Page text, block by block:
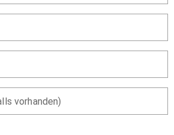
vorhanden)